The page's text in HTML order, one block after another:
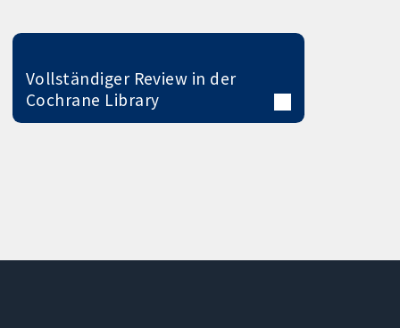
Vollständiger Review in der
Cochrane Library